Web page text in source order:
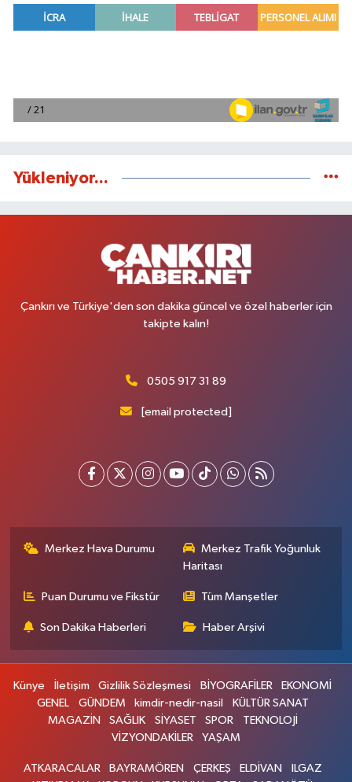
Yükleniyor...
Çankırı ve Türkiye'den son dakika güncel ve özel haberler için
takipte kalın!
0505 917 31 89
[email protected]
Merkez Hava Durumu
Merkez Trafik Yoğunluk
Haritası
Puan Durumu ve Fikstür Tüm Manşetler
Son Dakika Haberleri Haber Arşivi
Künye İletişim Gizlilik Sözleşmesi BİYOGRAFİLER
EKONOMİ
GENEL
GÜNDEM kimdir-nedir-nasil
KÜLTÜR SANAT
MAGAZİN
SAĞLIK SİYASET SPOR
TEKNOLOJİ
VİZYONDAKİLER
YAŞAM
ATKARACALAR BAYRAMÖREN ÇERKEŞ ELDİVAN
ILGAZ